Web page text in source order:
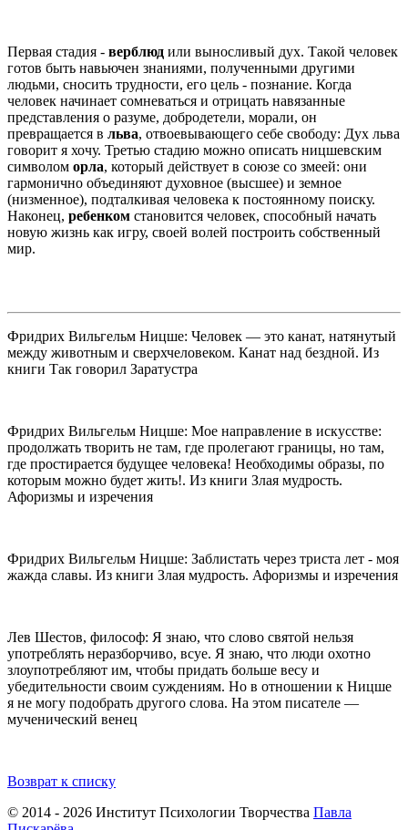
Первая стадия - верблюд или выносливый дух. Такой человек
готов быть навьючен знаниями, полученными другими
людьми, сносить трудности, его цель - познание. Когда
человек начинает сомневаться и отрицать навязанные
представления о разуме, добродетели, морали, он
превращается в льва, отвоевывающего себе свободу: Дух льва
говорит я хочу. Третью стадию можно описать ницшевским
символом орла, который действует в союзе со змеей: они
гармонично объединяют духовное (высшее) и земное
(низменное), подталкивая человека к постоянному поиску.
Наконец, ребенком становится человек, способный начать
новую жизнь как игру, своей волей построить собственный
мир.
Фридрих Вильгельм Ницше: Человек — это канат, натянутый
между животным и сверхчеловеком. Канат над бездной. Из
книги Так говорил Заратустра
Фридрих Вильгельм Ницше: Мое направление в искусстве:
продолжать творить не там, где пролегают границы, но там,
где простирается будущее человека! Необходимы образы, по
которым можно будет жить!. Из книги Злая мудрость.
Афоризмы и изречения
Фридрих Вильгельм Ницше: Заблистать через триста лет - моя
жажда славы. Из книги Злая мудрость. Афоризмы и изречения
Лев Шестов, философ: Я знаю, что слово святой нельзя
употреблять неразборчиво, всуе. Я знаю, что люди охотно
злоупотребляют им, чтобы придать больше весу и
убедительности своим суждениям. Но в отношении к Ницше
я не могу подобрать другого слова. На этом писателе —
мученический венец
Возврат к списку
© 2014 - 2026 Институт Психологии Творчества Павла